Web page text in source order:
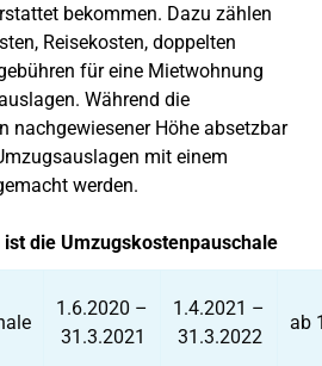
bekommen. Dazu zählen
Reisekosten, doppelten
für eine Mietwohnung
Während die
nachgewiesener Höhe absetzbar
mit einem
werden.
ist die Umzugskostenpauschale
1.6.2020 –
31.3.2021
1.4.2021 –
31.3.2022
ab